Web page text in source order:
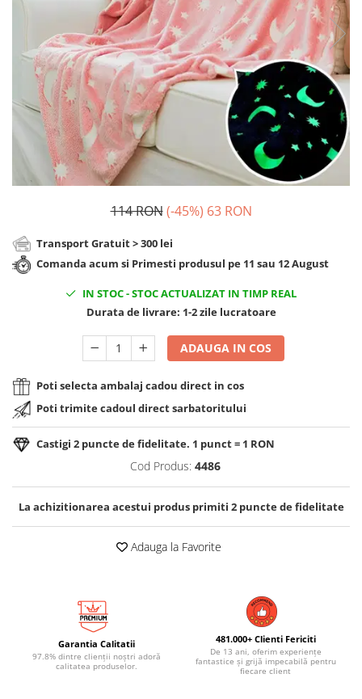
Pentru Copilul din tine
Cadouri Haioase
Cadouri de Casa Noua
Cadouri Majorat
Cadouri pentru Nasi
Cadouri pentru Bunici
Cadouri pentru Prieteni
Cadouri pentru Sefi
Cadouri Nunta si Cununie civila
Cani si Termosuri
Jocuri si Puzzle
Produse pentru Calatorie
Seturi de caligrafie
Cadouri Sfantul Alexandru
Cadouri Sfanta Ana
Cadouri Constantin si Elena
Cadouri Sfanta Maria
Cadouri Sfintii Mihail si Gavriil
114 RON (-45%) 63 RON
Transport Gratuit > 300 lei
Comanda acum si Primesti produsul pe 11 sau 12 August
IN STOC-STOC ACTUALIZAT IN TIMP REAL
Durata de livrare: 1-2 zile lucratoare
ADAUGA IN COS
Poti selecta ambalaj cadou direct in cos
Poti trimite cadoul direct sarbatoritului
Castigi 2 puncte de fidelitate. 1 punct = 1 RON
Cod Produs: 4486
La achizitionarea acestui produs primiti 2puncte de fidelitate
Adauga la Favorite
Garantia Calitatii
97.8% dintre clienții noștri adoră
calitatea produselor.
481.000+ Clienti Fericiti
De 13 ani, oferim experiențe
fantastice și grijă impecabilă pentru
fiecare client